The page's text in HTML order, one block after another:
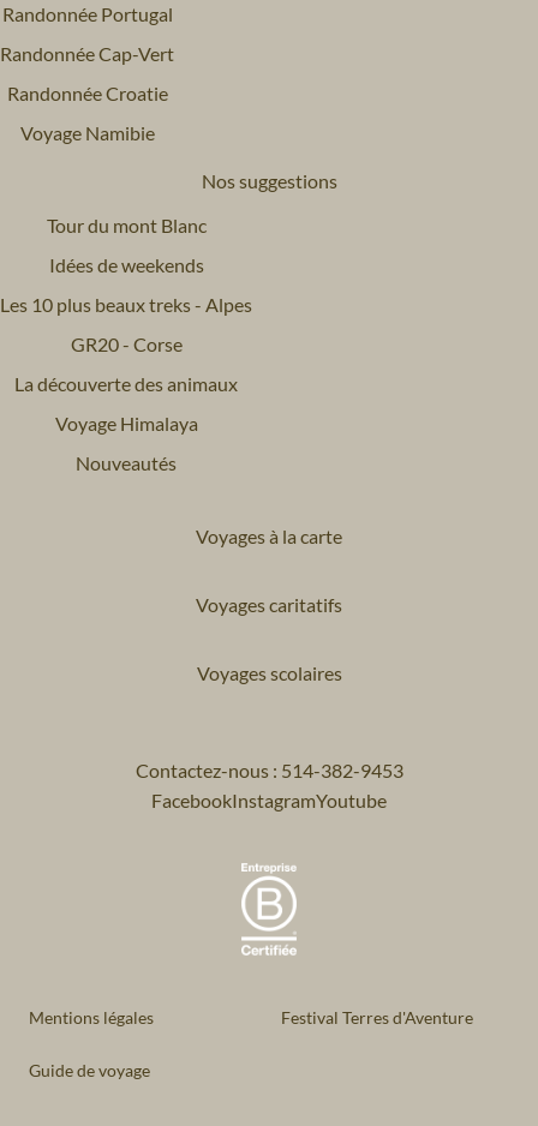
Randonnée Portugal
Randonnée Cap-Vert
Randonnée Croatie
Voyage Namibie
Nos suggestions
Tour du mont Blanc
Idées de weekends
Les 10 plus beaux treks - Alpes
GR20 - Corse
La découverte des animaux
Voyage Himalaya
Nouveautés
Voyages à la carte
Voyages caritatifs
Voyages scolaires
Contactez-nous : 514-382-9453
FacebookInstagramYoutube
Mentions légales Festival Terres d'Aventure
Guide de voyage